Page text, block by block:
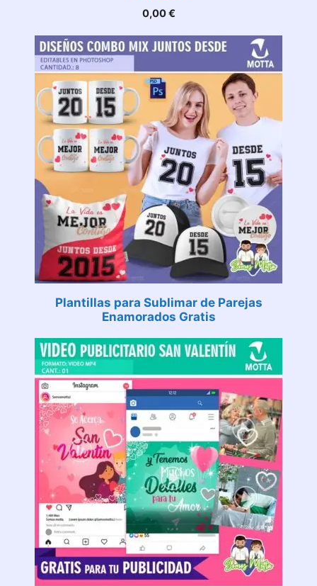
0,00€
Plantillas para Sublimar de Parejas
Enamorados Gratis